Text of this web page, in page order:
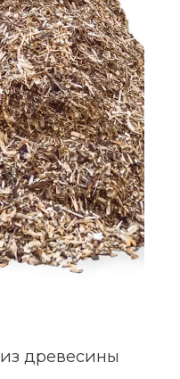
древесины